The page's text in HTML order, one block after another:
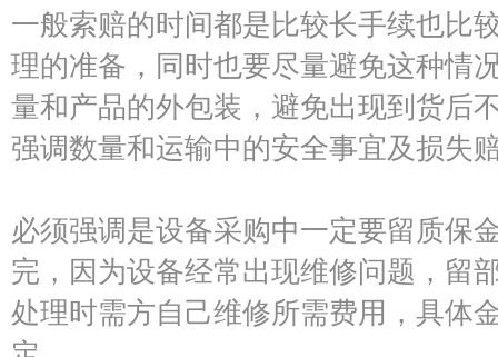
一般索赔的时间都是比较长手续也比
理的准备，同时也要尽量避免这种情
量和产品的外包装，避免出现到货后
强调数量和运输中的安全事宜及损失
必须强调是设备采购中一定要留质保
完，因为设备经常出现维修问题，留
处理时需方自己维修所需费用，具体